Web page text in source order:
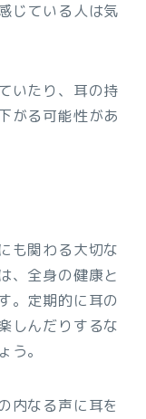
じている人は気
いたり、耳の持
がる可能性があ
も関わる大切な
、全身の健康と
。定期的に耳の
しんだりするな
。
内なる声に耳を